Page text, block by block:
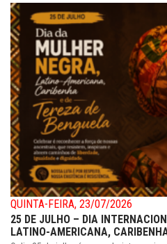
QUINTA-FEIRA, 23/07/2026
25 DE JULHO – DIA
LATINO-AMERICANA,